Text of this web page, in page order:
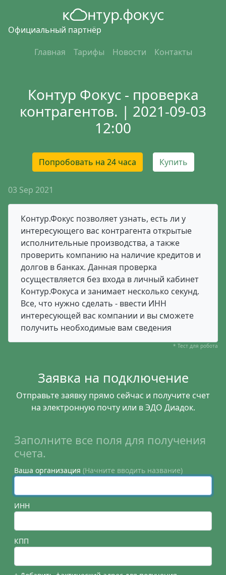
Официальный партнёр
Главная
Тарифы Новости Контакты
Контур Фокус - проверка
контрагентов. | 2021-09-03
12:00
Попробовать на 24 часа Купить
03 Sep 2021
Контур.Фокус позволяет узнать, есть ли у
интересующего вас контрагента открытые
исполнительные производства, а также
проверить компанию на наличие кредитов и
долгов в банках. Данная проверка
осуществляется без входа в личный кабинет
Контур.Фокуса и занимает несколько секунд.
Все, что нужно сделать - ввести ИНН
интересующей вас компании и вы сможете
получить необходимые вам сведения
* Тест для робота
Заявка на подключение
Отправьте заявку прямо сейчас и получите счет
на электронную почту или в ЭДО Диадок.
Заполните все поля для получения
счета.
Ваша организация (Начните вводить название)
ИНН
КПП